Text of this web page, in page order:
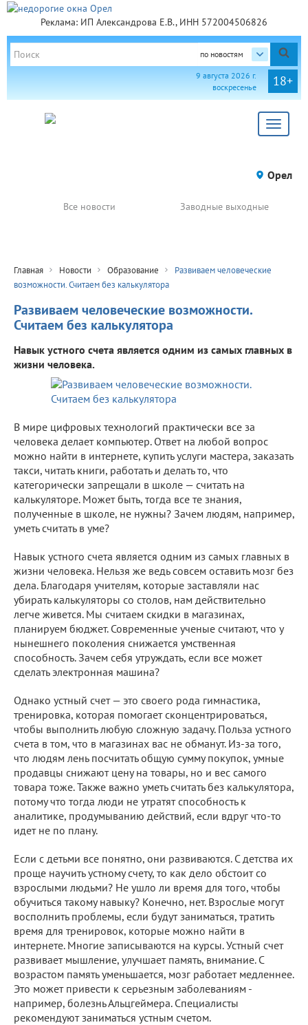
Реклама: ИП Александрова Е.В., ИНН 572004506826
по новостям
18+
9 августа 2026 г.
воскресенье
Toggle
Орел
Все новости Заводные выходные
Главная Новости Образование
Развиваем человеческие
возможности. Считаем без калькулятора
Развиваем человеческие возможности.
Считаем без калькулятора
Навык устного счета является одним из самых главных в
жизни человека.
В мире цифровых технологий практически все за
человека делает компьютер. Ответ на любой вопрос
можно найти в интернете, купить услуги мастера, заказать
такси, читать книги, работать и делать то, что
категорически запрещали в школе — считать на
калькуляторе. Может быть, тогда все те знания,
полученные в школе, не нужны? Зачем людям, например,
уметь считать в уме?
Навык устного счета является одним из самых главных в
жизни человека. Нельзя же ведь совсем оставить мозг без
дела. Благодаря учителям, которые заставляли нас
убирать калькуляторы со столов, нам действительно
легче живется. Мы считаем скидки в магазинах,
планируем бюджет. Современные ученые считают, что у
нынешнего поколения снижается умственная
способность. Зачем себя утруждать, если все может
сделать электронная машина?
Однако устный счет — это своего рода гимнастика,
тренировка, которая помогает сконцентрироваться,
чтобы выполнить любую сложную задачу. Польза устного
счета в том, что в магазинах вас не обманут. Из-за того,
что людям лень посчитать общую сумму покупок, умные
продавцы снижают цену на товары, но и вес самого
товара тоже. Также важно уметь считать без калькулятора,
потому что тогда люди не утратят способность к
аналитике, продумыванию действий, если вдруг что-то
идет не по плану.
Если с детьми все понятно, они развиваются. С детства их
проще научить устному счету, то как дело обстоит со
взрослыми людьми? Не ушло ли время для того, чтобы
обучиться такому навыку? Конечно, нет. Взрослые могут
восполнить проблемы, если будут заниматься, тратить
время для тренировок, которые можно найти в
интернете. Многие записываются на курсы. Устный счет
развивает мышление, улучшает память, внимание. С
возрастом память уменьшается, мозг работает медленнее.
Это может привести к серьезным заболеваниям -
например, болезнь Альцгеймера. Специалисты
рекомендуют заниматься устным счетом.